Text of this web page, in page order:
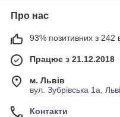
Про нас
93% позитивних з 242
Працює з 21.12.2018
м. Львів
вул. Зубрівська 1а,
Контакти